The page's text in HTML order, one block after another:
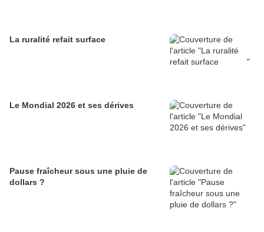
Le Mondial 2026 et ses dérives
Pause fraîcheur sous une pluie de
dollars ?